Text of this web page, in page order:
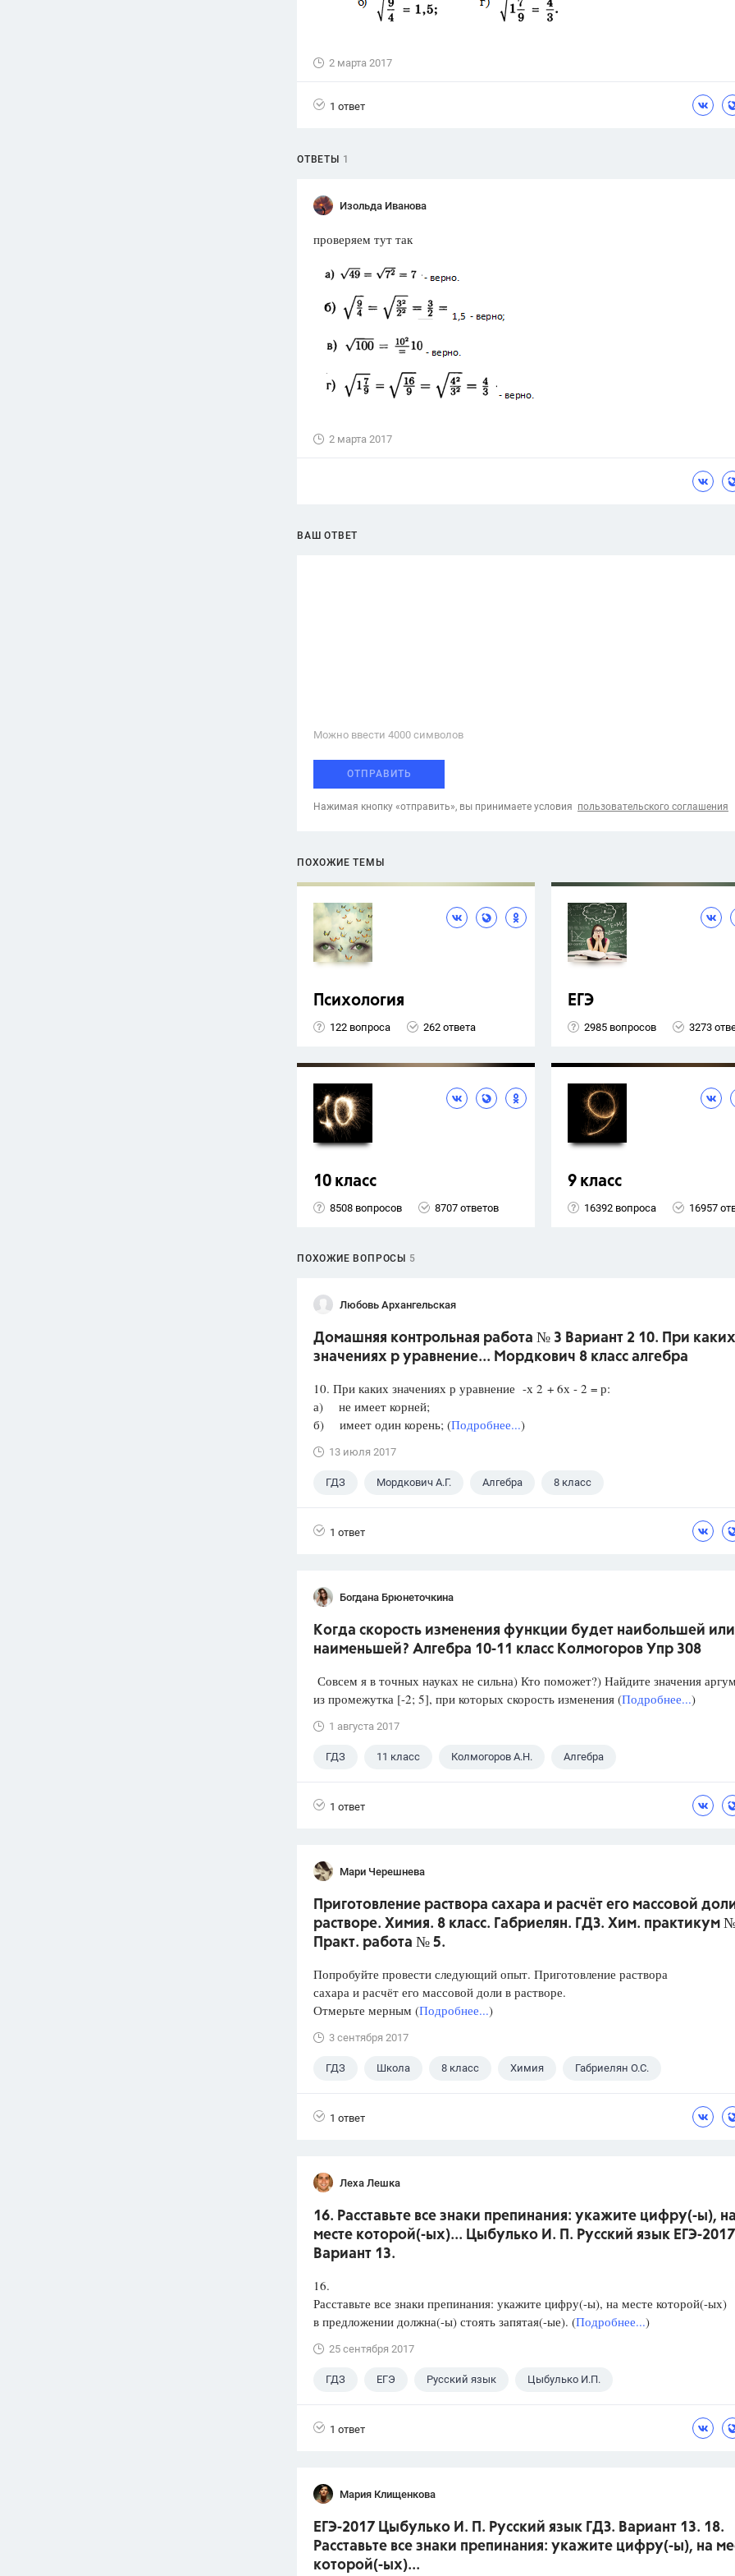
Олимпиады
ГИА
Цветков Л. А.
2 марта 2017
1 ответ
ОТВЕТЫ 1
Изольда Иванова
проверяем тут так
2 марта 2017
ВАШ ОТВЕТ
Можно ввести 4000 cимволов
ОТПРАВИТЬ
Нажимая кнопку «отправить», вы принимаете условия пользовательского соглашения
ПОХОЖИЕ ТЕМЫ
Психология
122 вопроса 262 ответа
ЕГЭ
2985 вопросов 3273
10 класс
8508 вопросов 8707 ответов
9 класс
16392 вопроса 16957
ПОХОЖИЕ ВОПРОСЫ 5
Любовь Архангельская
Домашняя контрольная работа № 3 Вариант 2 10. При каких
значениях р уравнение... Мордкович 8 класс алгебра
10. При каких значениях р уравнение -х 2 + 6х - 2 = р:
а) не имеет корней;
б) имеет один корень; (Подробнее...)
13 июля 2017
ГДЗ Мордкович А.Г. Алгебра 8 класс
1 ответ
Богдана Брюнеточкина
Когда скорость изменения функции будет наибольшей или
наименьшей? Алгебра 10-11 класс Колмогоров Упр 308
Совсем я в точных науках не сильна) Кто поможет?) Найдите значения
из промежутка [-2; 5], при которых скорость изменения (Подробнее...)
1 августа 2017
ГДЗ 11 класс Колмогоров А.Н. Алгебра
1 ответ
Мари Черешнева
Приготовление раствора сахара и расчёт его массовой
растворе. Химия. 8 класс. Габриелян. ГДЗ. Хим. практикум
Практ. работа № 5.
Попробуйте провести следующий опыт. Приготовление раствора
сахара и расчёт его массовой доли в растворе.
Отмерьте мерным (Подробнее...)
3 сентября 2017
ГДЗ Школа 8 класс Химия Габриелян О.С.
1 ответ
Леха Лешка
16. Расставьте все знаки препинания: укажите цифру(-ы),
месте которой(-ых)... Цыбулько И. П. Русский язык ЕГЭ-
Вариант 13.
16.
Расставьте все знаки препинания: укажите цифру(-ы), на месте которой(-ых)
в предложении должна(-ы) стоять запятая(-ые). (Подробнее...)
25 сентября 2017
ГДЗ ЕГЭ Русский язык Цыбулько И.П.
1 ответ
Мария Клищенкова
ЕГЭ-2017 Цыбулько И. П. Русский язык ГДЗ. Вариант 13. 18.
Расставьте все знаки препинания: укажите цифру(-ы), на
которой(-ых)...